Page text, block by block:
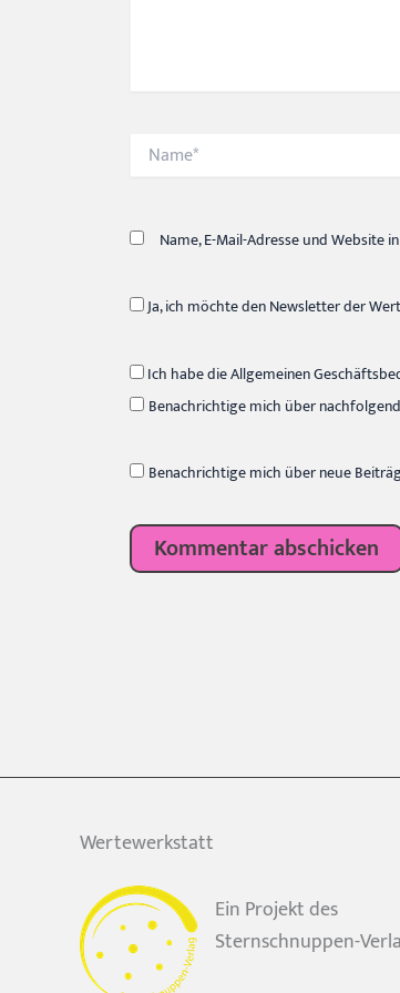
Name*
Name, E-Mail-Adresse und Website
Ja, ich möchte den Newsletter der
Ich habe die Allgemeinen
Benachrichtige mich über
Benachrichtige mich über neue
Wertewerkstatt
Ein Projekt des
Sternschnuppen-